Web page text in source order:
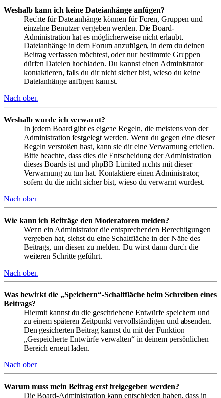
Weshalb kann ich keine Dateianhänge anfügen?
Rechte für Dateianhänge können für Foren, Gruppen und
einzelne Benutzer vergeben werden. Die Board-
Administration hat es möglicherweise nicht erlaubt,
Dateianhänge in dem Forum anzufügen, in dem du deinen
Beitrag verfassen möchtest, oder nur bestimmte Gruppen
dürfen Dateien hochladen. Du kannst einen Administrator
kontaktieren, falls du dir nicht sicher bist, wieso du keine
Dateianhänge anfügen kannst.
Nach oben
Weshalb wurde ich verwarnt?
In jedem Board gibt es eigene Regeln, die meistens von der
Administration festgelegt werden. Wenn du gegen eine dieser
Regeln verstoßen hast, kann sie dir eine Verwarnung erteilen.
Bitte beachte, dass dies die Entscheidung der Administration
dieses Boards ist und phpBB Limited nichts mit dieser
Verwarnung zu tun hat. Kontaktiere einen Administrator,
sofern du die nicht sicher bist, wieso du verwarnt wurdest.
Nach oben
Wie kann ich Beiträge den Moderatoren melden?
Wenn ein Administrator die entsprechenden Berechtigungen
vergeben hat, siehst du eine Schaltfläche in der Nähe des
Beitrags, um diesen zu melden. Du wirst dann durch die
weiteren Schritte geführt.
Nach oben
Was bewirkt die „Speichern“-Schaltfläche beim Schreiben eines
Beitrags?
Hiermit kannst du die geschriebene Entwürfe speichern und
zu einem späteren Zeitpunkt vervollständigen und absenden.
Den gesicherten Beitrag kannst du mit der Funktion
„Gespeicherte Entwürfe verwalten“ in deinem persönlichen
Bereich erneut laden.
Nach oben
Warum muss mein Beitrag erst freigegeben werden?
Die Board-Administration kann entschieden haben, dass in